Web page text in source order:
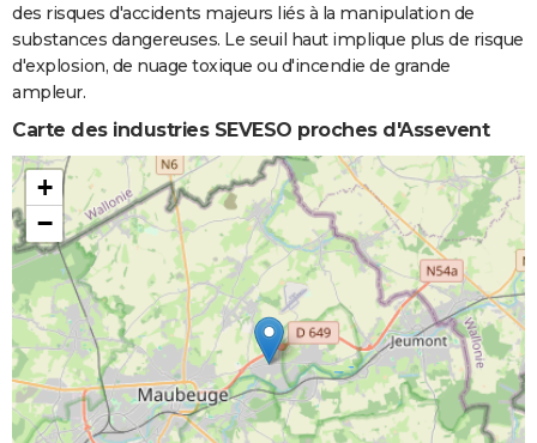
des risques d'accidents majeurs liés à la manipulation de
substances dangereuses. Le seuil haut implique plus de risque
d'explosion, de nuage toxique ou d'incendie de grande
ampleur.
Carte des industries SEVESO proches d'Assevent
+
−